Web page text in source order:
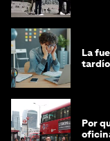
La
Por